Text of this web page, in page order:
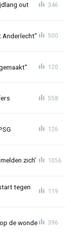
out 346
Anderlecht" 500
120
558
126
zich' 1056
tegen
119
de wonde 396